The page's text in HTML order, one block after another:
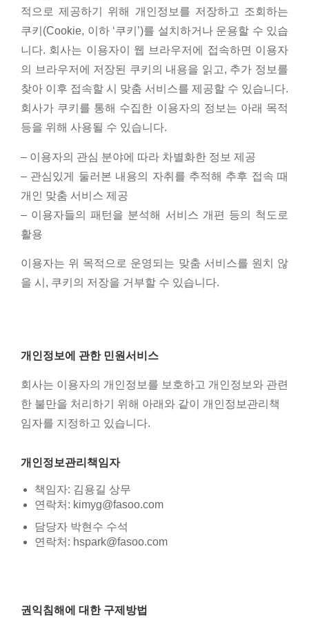
적으로 제공하기 위해 개인정보를 저장하고 조회하는
쿠키(Cookie, 이하 ‘쿠키’)를 설치하거나 운용할 수 있습
니다. 회사는 이용자이 웹 브라우저에 접속하면 이용자
의 브라우저에 저장된 쿠키의 내용을 읽고, 추가 정보를
찾아 이후 접속할 시 맞춤 서비스를 제공할 수 있습니다.
회사가 쿠키를 통해 수집한 이용자의 정보는 아래 목적
등을 위해 사용될 수 있습니다.
– 이용자의 관심 분야에 따라 차별화한 정보 제공
– 관심있게 둘러본 내용의 자취를 추적해 추후 접속 때
개인 맞춤 서비스 제공
– 이용자들의 패턴을 분석해 서비스 개편 등의 척도로
활용
이용자는 위 목적으로 운영되는 맞춤 서비스를 원치 않
을 시, 쿠키의 저장을 거부할 수 있습니다.
개인정보에 관한 민원서비스
회사는 이용자의 개인정보를 보호하고 개인정보와 관련
한 불만을 처리하기 위해 아래와 같이 개인정보관리책
임자를 지정하고 있습니다.
개인정보관리책임자
책임자: 김용길 상무
연락처: kimyg@fasoo.com
담당자 박현수 수석
연락처: hspark@fasoo.com
권익침해에 대한 구제방법